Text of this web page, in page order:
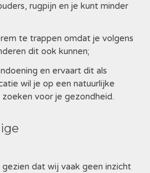
rugpijn en je kunt minder
te trappen omdat je volgens
dit ook kunnen;
en ervaart dit als
wil je op een natuurlijke
voor je gezondheid.
dat wij vaak geen inzicht